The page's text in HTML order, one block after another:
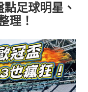
足球明星、
理！